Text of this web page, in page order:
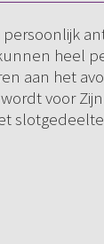
heel
aan het
voor